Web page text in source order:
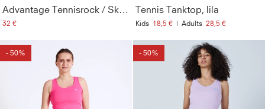
Advantage Tennisrock / Skort mit Ballhalter, hibiscus pink
32 €
Tennis Tanktop, lila
Kids 18,5 € | Adults 28,5 €
- 50% - 50%